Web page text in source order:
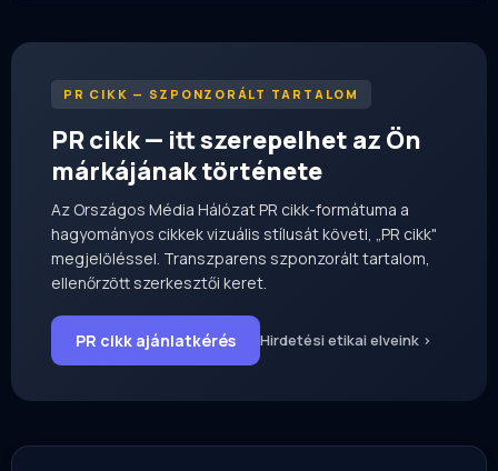
PR CIKK — SZPONZORÁLT TARTALOM
PR cikk — itt szerepelhet az Ön
márkájának története
Az Országos Média Hálózat PR cikk-formátuma a
hagyományos cikkek vizuális stílusát követi, „PR cikk"
megjelöléssel. Transzparens szponzorált tartalom,
ellenőrzött szerkesztői keret.
PR cikk ajánlatkérés Hirdetési etikai elveink ›